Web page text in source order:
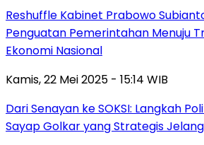
Reshuffle Kabinet Prabowo
Penguatan Pemerintahan Menuju
Ekonomi Nasional
Kamis, 22 Mei 2025 - 15:14 WIB
Dari Senayan ke SOKSI: Langkah
Sayap Golkar yang Strategis